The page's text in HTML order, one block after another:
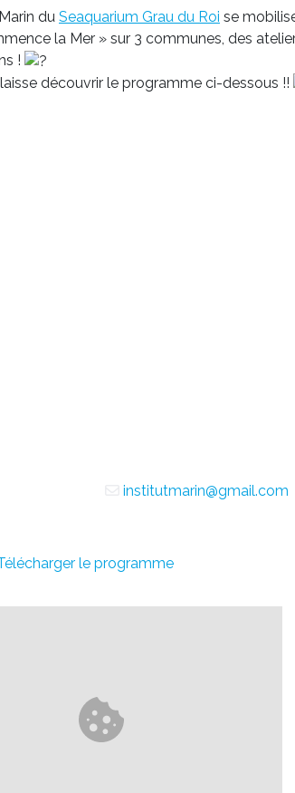
du Seaquarium Grau du Roi se
la Mer » sur 3 communes, des
!
découvrir le programme ci-dessous !!
institutmarin@gmail.com
le programme